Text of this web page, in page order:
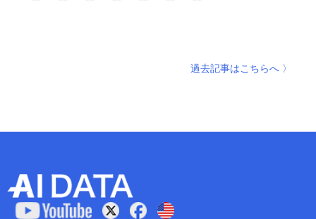
過去記事はこちらへ 〉